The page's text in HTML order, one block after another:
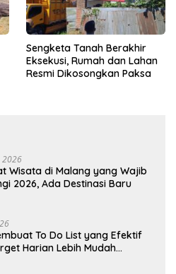
Sengketa Tanah Berakhir
Eksekusi, Rumah dan Lahan
Resmi Dikosongkan Paksa
2026
Wisata di Malang yang Wajib
2026, Ada Destinasi Baru
To Do List yang Efektif
Harian Lebih Mudah